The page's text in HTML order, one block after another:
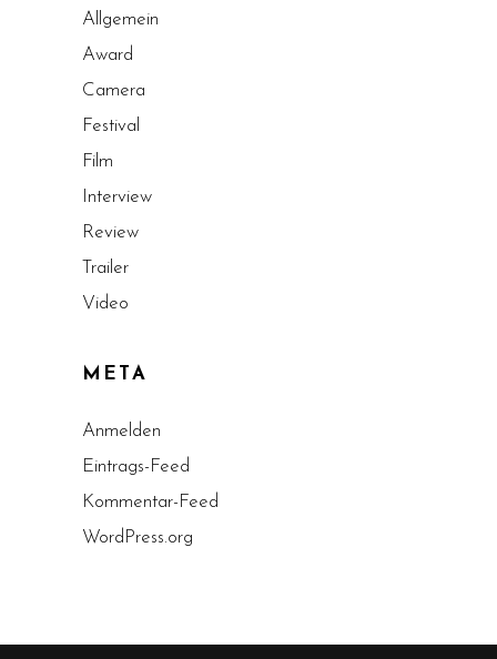
Allgemein
Award
Camera
Festival
Film
Interview
Review
Trailer
Video
META
Anmelden
Eintrags-Feed
Kommentar-Feed
WordPress.org